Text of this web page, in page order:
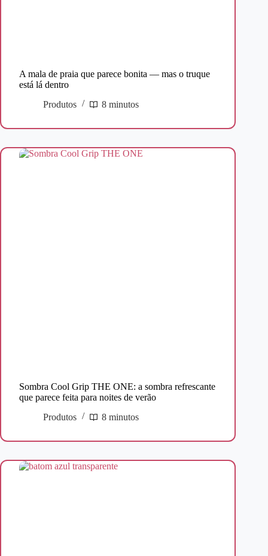
A mala de praia que parece bonita — mas o truque
está lá dentro
Produtos
8 minutos
Sombra Cool Grip THE ONE: a sombra refrescante
que parece feita para noites de verão
Produtos
8 minutos